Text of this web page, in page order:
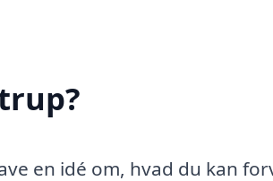
en idé om, hvad du kan